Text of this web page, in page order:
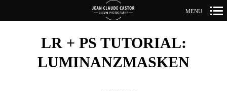
Navigation
MENU
LR + PS TUTORIAL:
LUMINANZMASKEN